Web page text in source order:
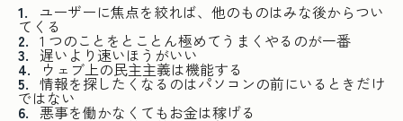
ユーザーに焦点を絞れば、他のものはみな後からつい
てくる
1 つのことをとことん極めてうまくやるのが一番
遅いより速いほうがいい
ウェブ上の民主主義は機能する
情報を探したくなるのはパソコンの前にいるときだけ
ではない
悪事を働かなくてもお金は稼げる